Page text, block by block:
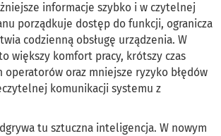
informacje szybko i w czytelnej
porządkuje dostęp do funkcji, ogranicza
codzienną obsługę urządzenia. W
większy komfort pracy, krótszy czas
operatorów oraz mniejsze ryzyko błędów
komunikacji systemu z
tu sztuczna inteligencja. W nowym